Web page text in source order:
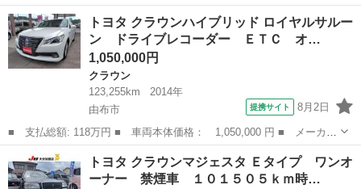
名： トヨタ ■ 車種名： クラウン ■ グレード名： ロイヤルサ
ルーン Ｐシート Ｂモニター キーフリー Ｗエアバック パワー
ステアリング エ...
大分 大分市 クラウン
トヨタ クラウンハイブリッド ロイヤルサルー
ン ドライブレコーダー ＥＴＣ オ…
1,050,000円
クラウン
123,255km
2014年
由布市
提携サイト 8月2日
■ 支払総額: 118万円 ■ 車両本体価格： 1,050,000 円 ■ メーカー
名： トヨタ ■ 車種名： クラウンハイブリッド ■ グレード
名： ロイヤルサルーン ドライブレコーダー ＥＴＣ オートクル
ーズコントロー...
大分 由布市 クラウン
トヨタ クラウンマジェスタ Ｅタイプ ワンオ
ーナー 禁煙車 １０１５０５ｋｍ時…